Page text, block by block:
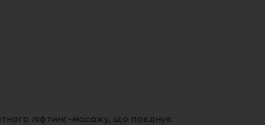
ліфтинг-масажу, що поєднує